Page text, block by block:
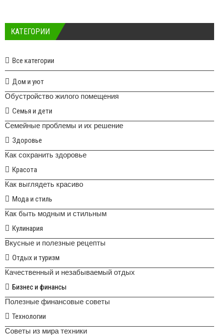
КАТЕГОРИИ
Все категории
Дом и уют
Обустройство жилого помещения
Семья и дети
Семейные проблемы и их решение
Здоровье
Как сохранить здоровье
Красота
Как выглядеть красиво
Мода и стиль
Как быть модным и стильным
Кулинария
Вкусные и полезные рецепты
Отдых и туризм
Качественный и незабываемый отдых
Бизнес и финансы
Полезные финансовые советы
Технологии
Советы из мира техники